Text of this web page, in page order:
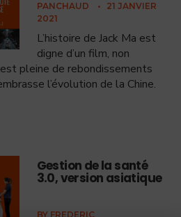
PANCHAUD
•
21 JANVIER
2021
L’histoire de Jack Ma est
digne d’un film, non
pleine de rebondissements
l’évolution de la Chine.
Gestion de la santé
3.0, version asiatique
BY FREDERIC